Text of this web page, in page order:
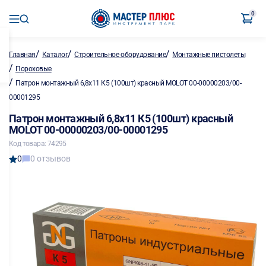
0
Главная/ Каталог/Строительное оборудование/ Монтажные пистолеты
/ Пороховые
/ Патрон монтажный 6,8х11 К5 (100шт) красный MOLOT 00-00000203/00-
00001295
Патрон монтажный 6,8х11 К5 (100шт) красный
MOLOT 00-00000203/00-00001295
Код товара: 74295
0 0 отзывов